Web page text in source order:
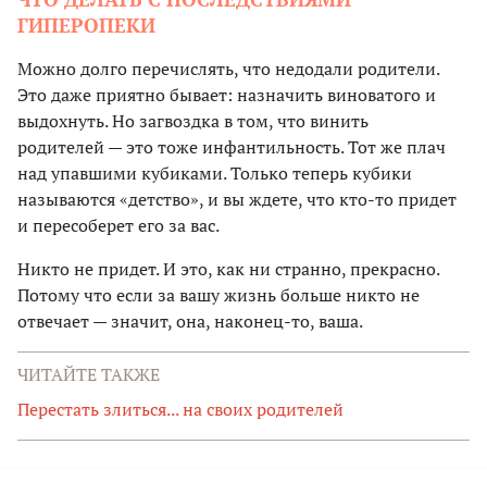
ГИПЕРОПЕКИ
Можно долго перечислять, что недодали родители.
Это даже приятно бывает: назначить виноватого и
выдохнуть. Но загвоздка в том, что винить
родителей — это тоже инфантильность. Тот же плач
над упавшими кубиками. Только теперь кубики
называются «детство», и вы ждете, что кто-то придет
и пересоберет его за вас.
Никто не придет. И это, как ни странно, прекрасно.
Потому что если за вашу жизнь больше никто не
отвечает — значит, она, наконец-то, ваша.
ЧИТАЙТЕ ТАКЖЕ
Перестать злиться... на своих родителей